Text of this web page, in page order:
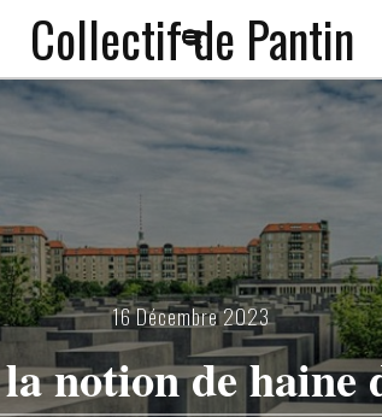
a
Collectif de Pantin
f
16 Décembre 2023
notion de haine